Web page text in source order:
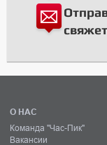
О НАС
Команда "Час-Пик"
Вакансии